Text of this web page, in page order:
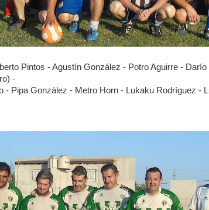
Pintos - Agustín González - Potro Aguirre -
-
- Pipa González - Metro Horn - Lukaku Rodríguez -